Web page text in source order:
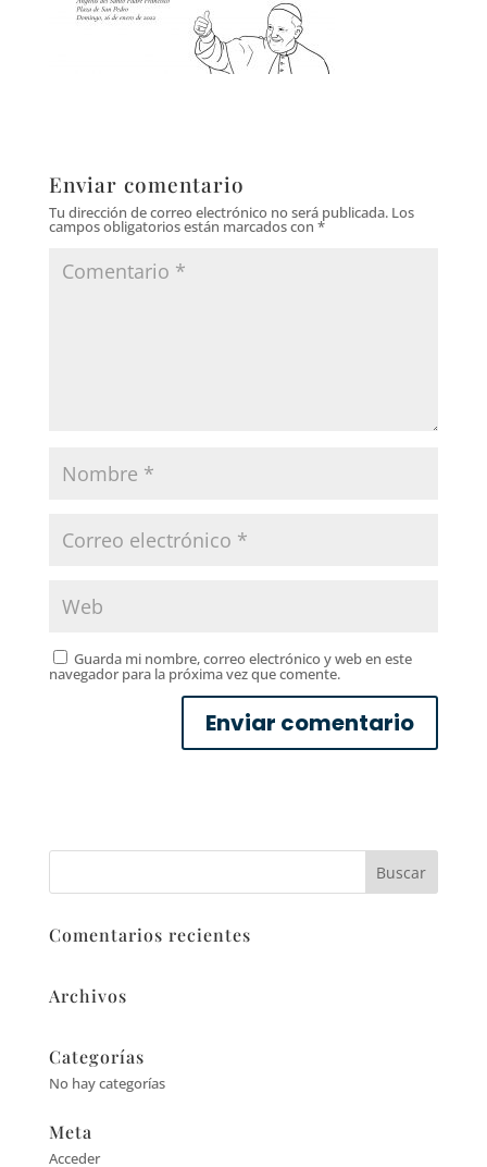
Enviar comentario
Tu dirección de correo electrónico no será publicada. Los
campos obligatorios están marcados con *
Guarda mi nombre, correo electrónico y web en este
navegador para la próxima vez que comente.
Comentarios recientes
Archivos
Categorías
No hay categorías
Meta
Acceder